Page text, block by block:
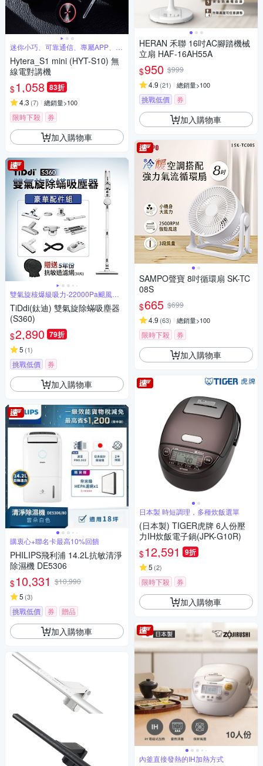
迷你小巧、可靠通信、專屬APP、超
長待機
Hytera_S1 mini (HYT-S10) 無
線電對講機
$1,058 83折
4.3 (7) 總銷量>100
限時下殺 券
加入購物車
雙氣旋核爆級吸力-22000Pa颶風橫
掃
TiDdi(鈦迪) 雙氣旋除蟎吸塵器
(S360)
$2,890 79折
5 (1)
挑戰低價 券
加入購物車
購衷心+聯名卡最高10%回饋
PHILIPS飛利浦 14.2L抗敏清淨
除濕機 DE5306
$10,331 $10,990
5 (3)
挑戰低價 券 贈品
加入購物車
HERAN 禾聯 16吋AC腳踏機械
立扇 HAF-16AH55A
$950 $999
4.9 (21) 總銷量>100
挑戰低價 券
加入購物車
SAMPO聲寶 8吋循環扇 SK-TC
08S
$665 $699
4.9 (63) 總銷量>100
限時下殺 券
加入購物車
日本製 時短調理，多種炊飯選單
(日本製) TIGER虎牌 6人份壓
力IH炊飯電子鍋(JPK-G10R)
$12,591 9折
5 (2)
限時下殺 券
加入購物車
內釜直接發熱的IH加熱方式